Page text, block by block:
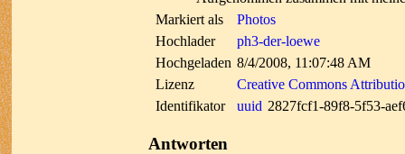
Markiert als
Photos
Hochlader
ph3-der-loewe
Hochgeladen 8/4/2008, 11:07:48 AM
Lizenz
Creative Commons
Identifikator
uuid 2827fcf1-89f8-5f53-
Antworten